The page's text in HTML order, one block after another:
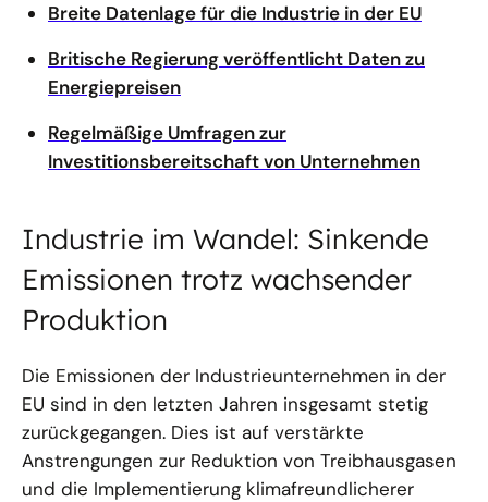
Breite Datenlage für die Industrie in der EU
Britische Regierung veröffentlicht Daten zu
Energiepreisen
Regelmäßige Umfragen zur
Investitionsbereitschaft von Unternehmen
Industrie im Wandel: Sinkende
Emissionen trotz wachsender
Produktion
Die Emissionen der Industrieunternehmen in der
EU sind in den letzten Jahren insgesamt stetig
zurückgegangen. Dies ist auf verstärkte
Anstrengungen zur Reduktion von Treibhausgasen
und die Implementierung klimafreundlicherer